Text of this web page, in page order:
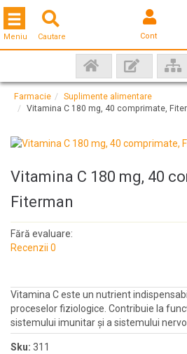
Cautare Cont
Toggle navigation
Meniu
Farmacie
Suplimente alimentare
Vitamina C 180 mg, 40 comprimate,
Vitamina C 180 mg, 40
Fiterman
Fără evaluare:
Recenzii 0
Vitamina C este un nutrient
proceselor fiziologice. Contribuie la
sistemului imunitar și a sistemului
Sku: 311